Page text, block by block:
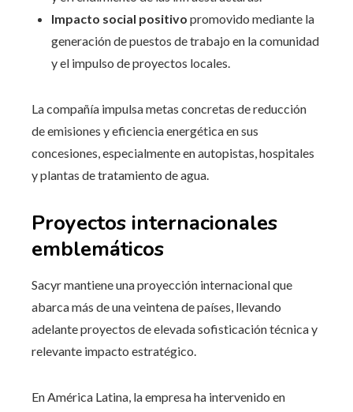
Impacto social positivo promovido mediante la
generación de puestos de trabajo en la comunidad
y el impulso de proyectos locales.
La compañía impulsa metas concretas de reducción
de emisiones y eficiencia energética en sus
concesiones, especialmente en autopistas, hospitales
y plantas de tratamiento de agua.
Proyectos internacionales
emblemáticos
Sacyr mantiene una proyección internacional que
abarca más de una veintena de países, llevando
adelante proyectos de elevada sofisticación técnica y
relevante impacto estratégico.
En América Latina, la empresa ha intervenido en